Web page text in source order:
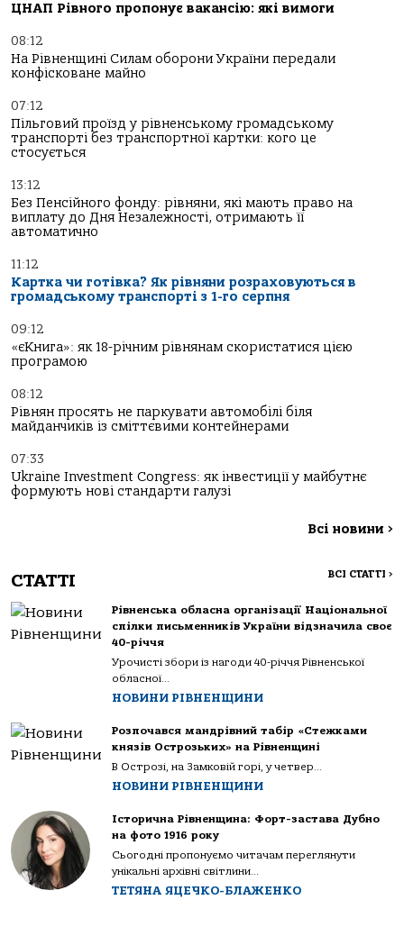
ЦНАП Рівного пропонує вакансію: які вимоги
08:12
На Рівненщині Силам оборони України передали
конфісковане майно
07:12
Пільговий проїзд у рівненському громадському
транспорті без транспортної картки: кого це
стосується
13:12
Без Пенсійного фонду: рівняни, які мають право на
виплату до Дня Незалежності, отримають її
автоматично
11:12
Картка чи готівка? Як рівняни розраховуються в
громадському транспорті з 1-го серпня
09:12
«єКнига»: як 18-річним рівнянам скористатися цією
програмою
08:12
Рівнян просять не паркувати автомобілі біля
майданчиків із сміттєвими контейнерами
07:33
Ukraine Investment Congress: як інвестиції у майбутнє
формують нові стандарти галузі
Всі новини >
СТАТТІ ВСІ СТАТТІ >
Рівненська обласна організації Національної
спілки письменників України відзначила своє
40-річчя
Урочисті збори із нагоди 40-річчя Рівненської
обласної...
НОВИНИ РІВНЕНЩИНИ
Розпочався мандрівний табір «Стежками
князів Острозьких» на Рівненщині
В Острозі, на Замковій горі, у четвер...
НОВИНИ РІВНЕНЩИНИ
Історична Рівненщина: Форт-застава Дубно
на фото 1916 року
Сьогодні пропонуємо читачам переглянути
унікальні архівні світлини...
ТЕТЯНА ЯЦЕЧКО-БЛАЖЕНКО